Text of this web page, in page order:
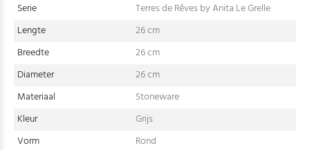
Serie
Terres de Rêves by Anita Le Grelle
Lengte
26 cm
Breedte
26 cm
Diameter
26 cm
Materiaal
Stoneware
Kleur
Grijs
Vorm
Rond